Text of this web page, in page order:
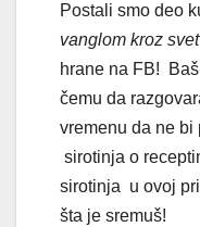
Postali smo deo
vanglom kroz svet
hrane na FB!
čemu da
vremenu da ne bi
sirotinja o
sirotinja u ovoj
šta je sremuš!